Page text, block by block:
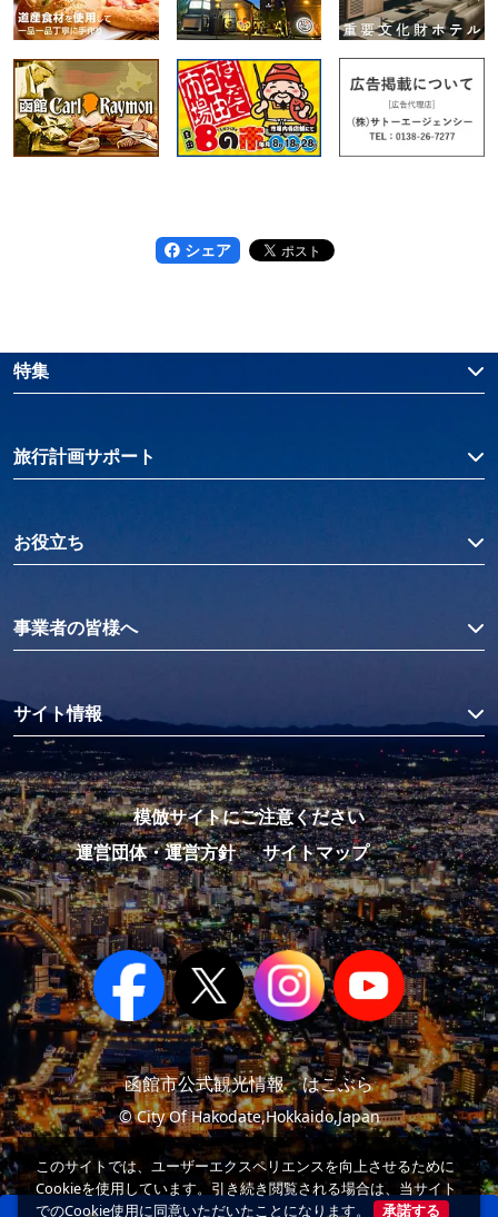
シェア
特集
旅行計画サポート
お役立ち
事業者の皆様へ
サイト情報
模倣サイトにご注意ください
運営団体・運営方針
サイトマップ
函館市公式観光情報 はこぶら
© City Of Hakodate,Hokkaido,Japan
このサイトでは、ユーザーエクスペリエンスを向上させるために
Cookieを使用しています。引き続き閲覧される場合は、当サイト
でのCookie使用に同意いただいたことになります。
承諾する